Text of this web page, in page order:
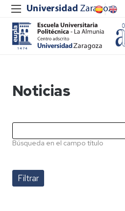
Noticias
Búsqueda en el campo título